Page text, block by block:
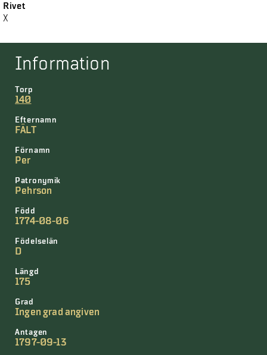
Rivet
X
Information
Torp
140
Efternamn
FÄLT
Förnamn
Per
Patronymik
Pehrson
Född
1774-08-06
Födelselän
D
Längd
175
Grad
Ingen grad angiven
Antagen
1797-09-13